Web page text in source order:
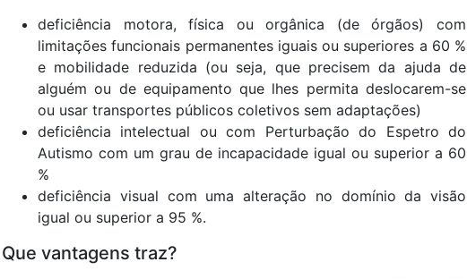
deficiência motora, física ou orgânica (de órgãos) com
limitações funcionais permanentes iguais ou superiores a 60 %
e mobilidade reduzida (ou seja, que precisem da ajuda de
alguém ou de equipamento que lhes permita deslocarem-se
ou usar transportes públicos coletivos sem adaptações)
deficiência intelectual ou com Perturbação do Espetro do
Autismo com um grau de incapacidade igual ou superior a 60
%
deficiência visual com uma alteração no domínio da visão
igual ou superior a 95 %.
Que vantagens traz?